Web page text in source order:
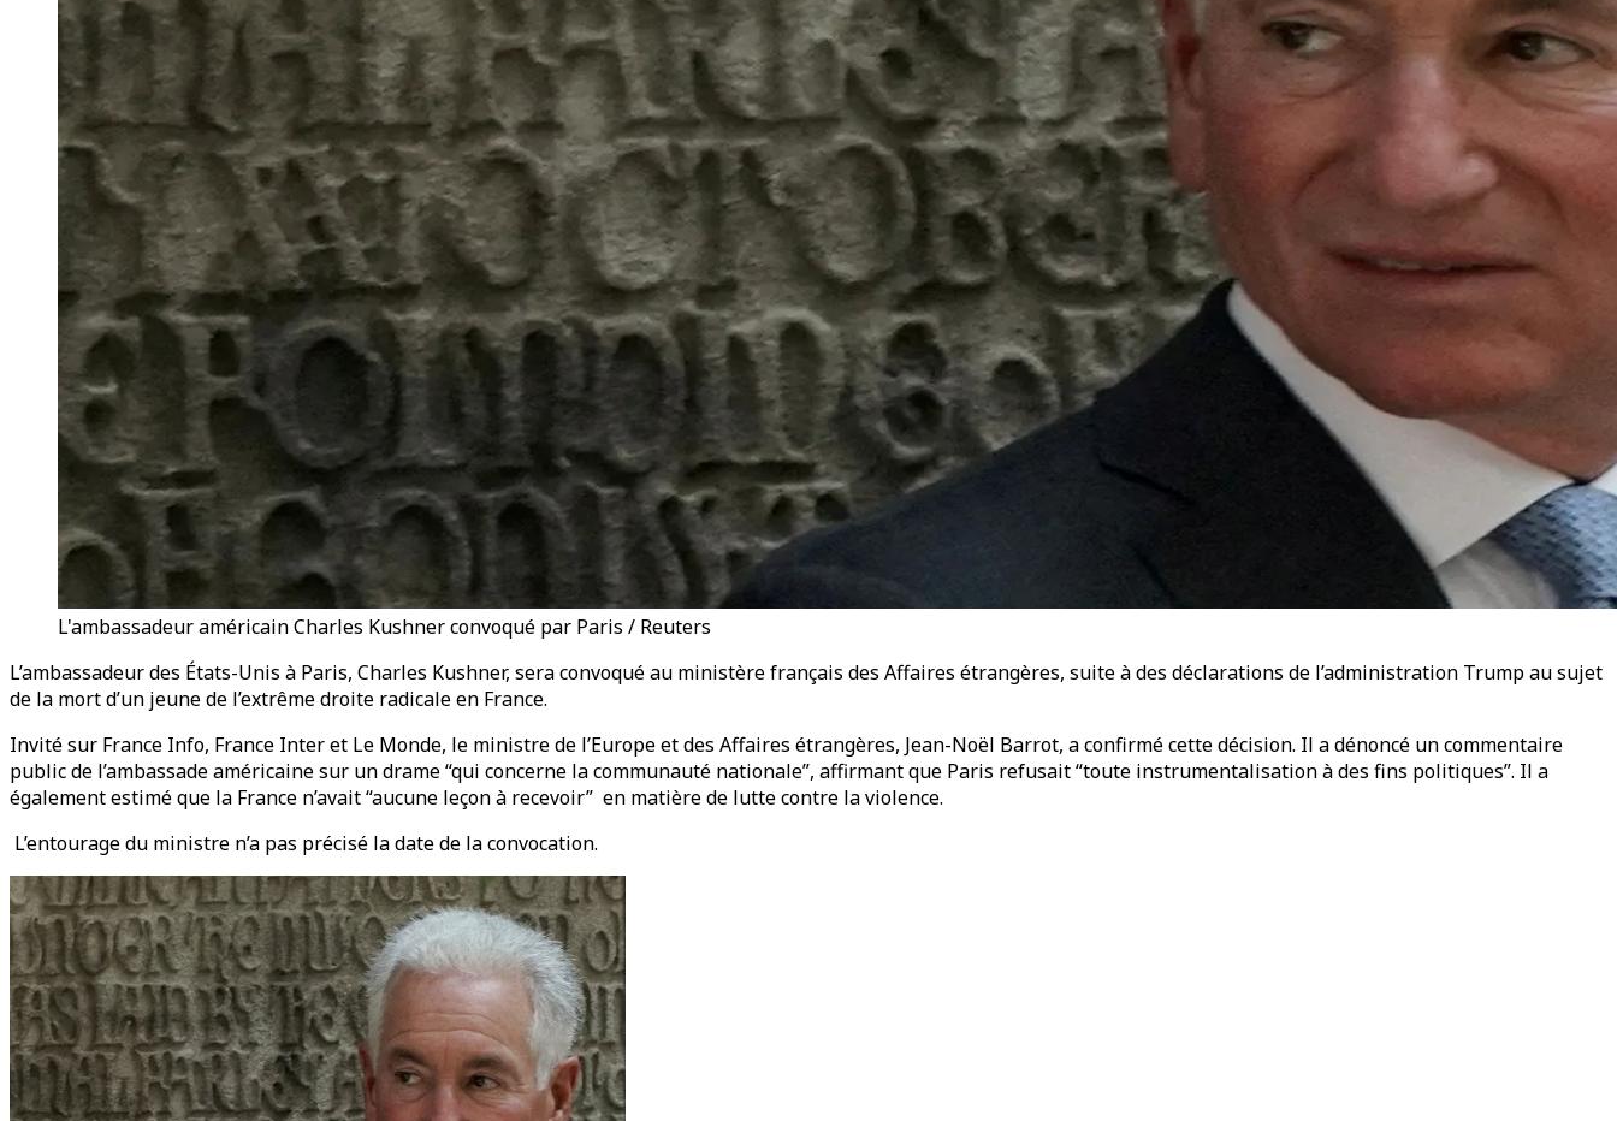
L'ambassadeur américain Charles Kushner convoqué par Paris / Reuters
L’ambassadeur des États-Unis à Paris, Charles Kushner, sera convoqué au ministère français des Affaires étrangères, suite à des déclarations de l’administration Trump au sujet
de la mort d’un jeune de l’extrême droite radicale en France.
Invité sur France Info, France Inter et Le Monde, le ministre de l’Europe et des Affaires étrangères, Jean-Noël Barrot, a confirmé cette décision. Il a dénoncé un commentaire
public de l’ambassade américaine sur un drame “qui concerne la communauté nationale”, affirmant que Paris refusait “toute instrumentalisation à des fins politiques”. Il a
également estimé que la France n’avait “aucune leçon à recevoir” en matière de lutte contre la violence.
L’entourage du ministre n’a pas précisé la date de la convocation.